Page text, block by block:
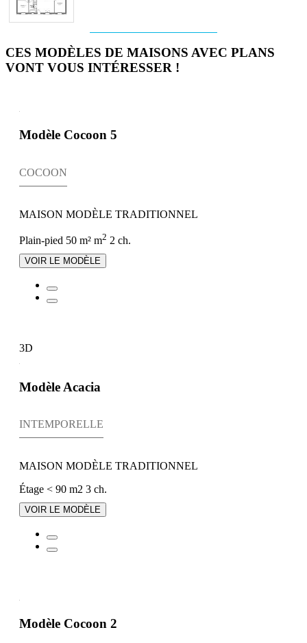
CES MODÈLES DE MAISONS AVEC PLANS
VONT VOUS INTÉRESSER !
Modèle Cocoon 5
COCOON
MAISON MODÈLE TRADITIONNEL
Plain-pied 50 m² m2 2 ch.
VOIR LE MODÈLE
3D
Modèle Acacia
INTEMPORELLE
MAISON MODÈLE TRADITIONNEL
Étage < 90 m2 3 ch.
VOIR LE MODÈLE
Modèle Cocoon 2